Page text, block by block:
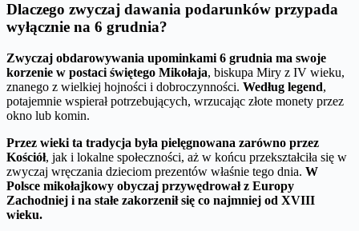
Dlaczego zwyczaj dawania podarunków przypada
wyłącznie na 6 grudnia?
Zwyczaj obdarowywania upominkami 6 grudnia ma swoje
korzenie w postaci świętego Mikołaja, biskupa Miry z IV wieku,
znanego z wielkiej hojności i dobroczynności. Według legend,
potajemnie wspierał potrzebujących, wrzucając złote monety przez
okno lub komin.
Przez wieki ta tradycja była pielęgnowana zarówno przez
Kościół, jak i lokalne społeczności, aż w końcu przekształciła się w
zwyczaj wręczania dzieciom prezentów właśnie tego dnia. W
Polsce mikołajkowy obyczaj przywędrował z Europy
Zachodniej i na stałe zakorzenił się co najmniej od XVIII
wieku.